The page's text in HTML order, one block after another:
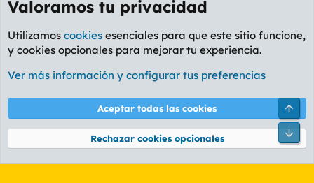
Etiquetas
Cookies
PL OLDSTYLE AMARILLO
Términos y reglas Política de privacidad Ayuda
Community platform by XenForo® © 2010-2026 XenForo Ltd.
Valoramos tu privacidad
Utilizamos cookies esenciales para que este sitio funcione,
y cookies opcionales para mejorar tu experiencia.
Ver más información y configurar tus preferencias
Aceptar todas las cookies
Rechazar cookies opcionales
Pie